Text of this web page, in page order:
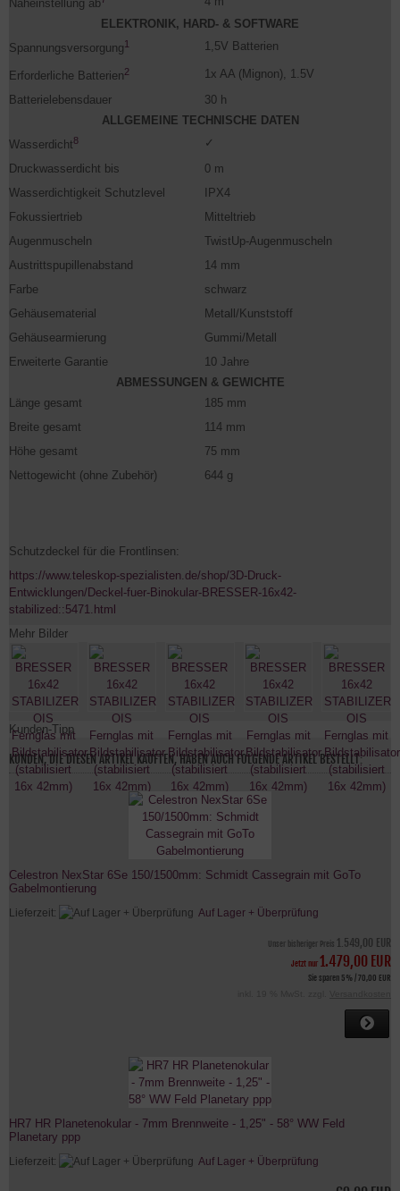
Naheinstellung ab
ELEKTRONIK, HARD- & SOFTWARE
Spannungsversorgung1 1,5V Batterien
Erforderliche Batterien2
1x AA (Mignon), 1.5V
Batterielebensdauer
30 h
ALLGEMEINE TECHNISCHE DATEN
Wasserdicht8
✓
Druckwasserdicht bis
0 m
Wasserdichtigkeit Schutzlevel
IPX4
Fokussiertrieb
Mitteltrieb
Augenmuscheln
TwistUp-Augenmuscheln
Austrittspupillenabstand
14 mm
Farbe
schwarz
Gehäusematerial
Metall/Kunststoff
Gehäusearmierung
Gummi/Metall
Erweiterte Garantie
10 Jahre
ABMESSUNGEN & GEWICHTE
Länge gesamt
185 mm
Breite gesamt
114 mm
Höhe gesamt
75 mm
Nettogewicht (ohne Zubehör)
644 g
Schutzdeckel für die Frontlinsen:
https://www.teleskop-spezialisten.de/shop/3D-Druck-
Entwicklungen/Deckel-fuer-Binokular-BRESSER-16x42-
stabilized::5471.html
Mehr Bilder
Kunden-Tipp
KUNDEN, DIE DIESEN ARTIKEL KAUFTEN, HABEN AUCH FOLGENDE ARTIKEL BESTELLT:
Celestron NexStar 6Se 150/1500mm: Schmidt Cassegrain mit GoTo
Gabelmontierung
Lieferzeit: Auf Lager + Überprüfung
Unser bisheriger Preis 1.549,00 EUR
Jetzt nur1.479,00 EUR
Sie sparen 5% / 70,00 EUR
HR7 HR Planetenokular - 7mm Brennweite - 1,25" - 58° WW Feld
Planetary ppp
Lieferzeit: Auf Lager + Überprüfung